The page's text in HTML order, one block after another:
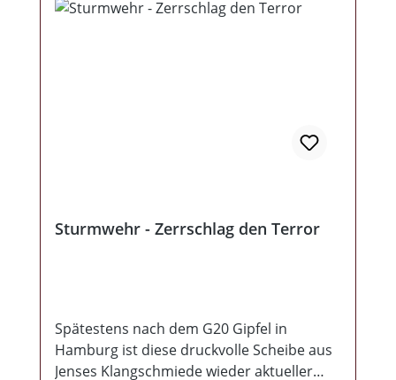
Sturmwehr - Zerrschlag den Terror
Spätestens nach dem G20 Gipfel in
Hamburg ist diese druckvolle Scheibe aus
Jenses Klangschmiede wieder aktueller